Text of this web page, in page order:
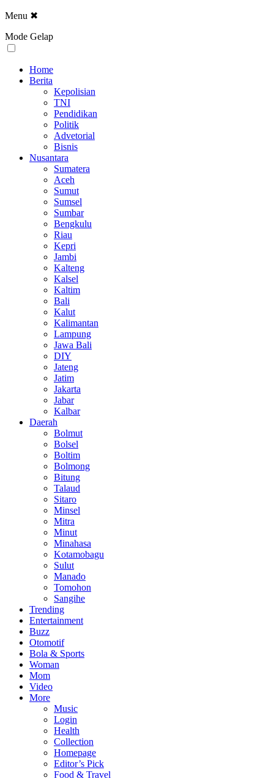
Menu ✖
Mode Gelap
Home
Berita
Kepolisian
TNI
Pendidikan
Politik
Advetorial
Bisnis
Nusantara
Sumatera
Aceh
Sumut
Sumsel
Sumbar
Bengkulu
Riau
Kepri
Jambi
Kalteng
Kalsel
Kaltim
Bali
Kalut
Kalimantan
Lampung
Jawa Bali
DIY
Jateng
Jatim
Jakarta
Jabar
Kalbar
Daerah
Bolmut
Bolsel
Boltim
Bolmong
Bitung
Talaud
Sitaro
Minsel
Mitra
Minut
Minahasa
Kotamobagu
Sulut
Manado
Tomohon
Sangihe
Trending
Entertainment
Buzz
Otomotif
Bola & Sports
Woman
Mom
Video
More
Music
Login
Health
Collection
Homepage
Editor’s Pick
Food & Travel